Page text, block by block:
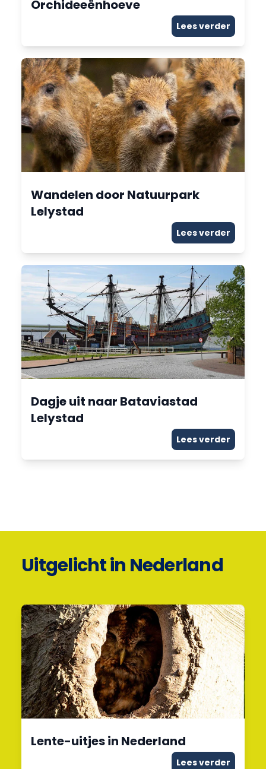
Orchideeënhoeve
Lees verder
Wandelen door Natuurpark
Lelystad
Lees verder
Dagje uit naar Bataviastad
Lelystad
Lees verder
Uitgelicht in Nederland
Lente-uitjes in Nederland
Lees verder